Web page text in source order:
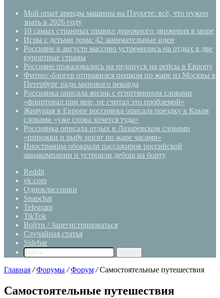
Мой опыт аренды машины на Пхукете: всё, что нужно
знать в 2026 году
10 самых странных правил дорожного движения в мире
Игры с детьми дома: 42 занимательные идеи
Россияне в августе массово устремились на отдых в две
курортные страны
Россияне пожаловались на недопуск на рейсы в Европу
Фитнес-блогер отправился пешком по жаре из Москвы в
Петербург ради мирового рекорда
Россиянка описала жизнь с египтянином словами
«флиртовал при мне, не считал это проблемой»
Живущая в Европе россиянка описала поездку в Крым
словами «уже снова хочется туда»
Россиянка описала отдых в Лазаревском словами
«пирожки и рыбу носят по жаре часами»
Иностранцы обокрали пассажиров российской
авиакомпании и устроили дебош на борту
Reddit
vk.com
Одноклассники
Snapchat
Telegram
TikTok
Войти / Зарегистрироваться
Случайная статья
Sidebar
Главная / Форумы / Форум / Самостоятельные путешествия
Самостоятельные путешествия